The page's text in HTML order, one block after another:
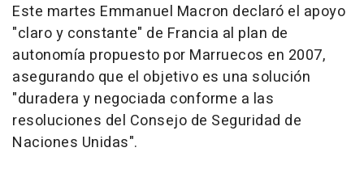
Este martes Emmanuel Macron declaró el apoyo
"claro y constante" de Francia al plan de
autonomía propuesto por Marruecos en 2007,
asegurando que el objetivo es una solución
"duradera y negociada conforme a las
resoluciones del Consejo de Seguridad de
Naciones Unidas".